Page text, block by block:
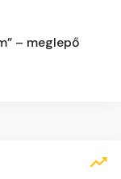
– meglepő